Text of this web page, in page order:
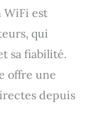
-
WiFi est
qui
sa fiabilité.
offre une
depuis